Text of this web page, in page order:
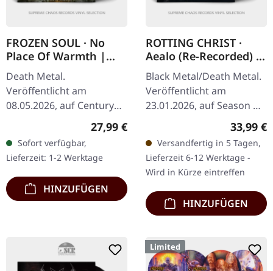
FROZEN SOUL · No
Place Of Warmth |
BLACK LP
Death Metal.
Veröffentlicht am
08.05.2026, auf Century
Schwarzes Vinyl im
Standard-Cover mit
Matt/Glanz-Finish und
Insert. 180g-Vinyl.…
Regulärer Preis:
27,99 €
Sofort verfügbar,
Lieferzeit: 1-2 Werktage
HINZUFÜGEN
ROTTING CHRIST ·
Aealo (Re-Recorded) |
BLACK 2LP
Black Metal/Death Metal.
Veröffentlicht am
23.01.2026, auf Season Of
Mist. Schwarzes Doppel-
Vinyl im Gatefold-Cover.
Die Götter des
hellenischen…
33,99 €
Versandfertig in 5 Tagen,
Lieferzeit 6-12 Werktage -
Wird in Kürze eintreffen
HINZUFÜGEN
Limited